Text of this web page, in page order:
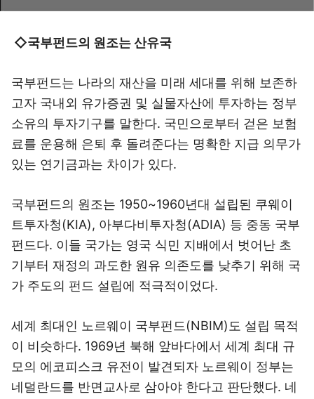
◇국부펀드의 원조는 산유국
국부펀드는 나라의 재산을 미래 세대를 위해 보존하
고자 국내외 유가증권 및 실물자산에 투자하는 정부
소유의 투자기구를 말한다. 국민으로부터 걷은 보험
료를 운용해 은퇴 후 돌려준다는 명확한 지급 의무가
있는 연기금과는 차이가 있다.
국부펀드의 원조는 1950~1960년대 설립된 쿠웨이
트투자청(KIA), 아부다비투자청(ADIA) 등 중동 국부
펀드다. 이들 국가는 영국 식민 지배에서 벗어난 초
기부터 재정의 과도한 원유 의존도를 낮추기 위해 국
가 주도의 펀드 설립에 적극적이었다.
세계 최대인 노르웨이 국부펀드(NBIM)도 설립 목적
이 비슷하다. 1969년 북해 앞바다에서 세계 최대 규
모의 에코피스크 유전이 발견되자 노르웨이 정부는
네덜란드를 반면교사로 삼아야 한다고 판단했다. 네